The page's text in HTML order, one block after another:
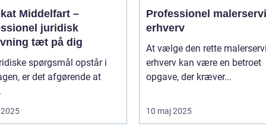
Middelfart –
juridisk
tæt på dig
spørgsmål opstår i
er det afgørende at
Professionel
erhverv
At vælge den rette
erhverv kan være en betroet
opgave, der kræver...
10 maj 2025